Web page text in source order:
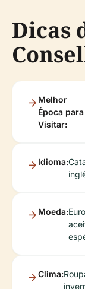
Dicas
Melhor
Época para
Visitar:
Idioma:
Moeda:
Clima: